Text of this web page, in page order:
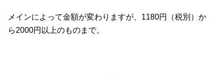
メインによって金額が変わりますが、1180円（税別）か
ら2000円以上のものまで。